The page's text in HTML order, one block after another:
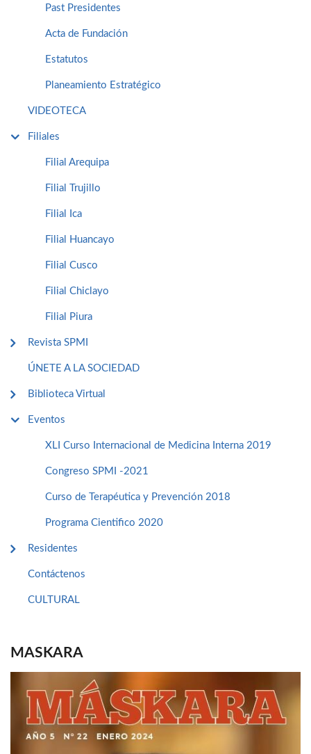
Past Presidentes
Acta de Fundación
Estatutos
Planeamiento Estratégico
VIDEOTECA
Filiales
Filial Arequipa
Filial Trujillo
Filial Ica
Filial Huancayo
Filial Cusco
Filial Chiclayo
Filial Piura
Revista SPMI
ÚNETE A LA SOCIEDAD
Biblioteca Virtual
Eventos
XLI Curso Internacional de Medicina Interna 2019
Congreso SPMI -2021
Curso de Terapéutica y Prevención 2018
Programa Cientifico 2020
Residentes
Contáctenos
CULTURAL
MASKARA